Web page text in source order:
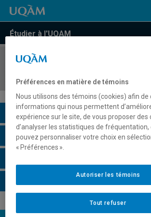
Étudier à l'UQAM
COURS//
Description du cours
Horaire - Été 2026
Préférences en matière de témoins
Nous utilisons des témoins (cookies) afin de
informations qui nous permettent
expérience sur le site, de vous proposer des
d’analyser les statistiques de fréquentation,
pouvez personnaliser votre choix en
« Préférences ».
Tout refuser
Autoriser les témoins